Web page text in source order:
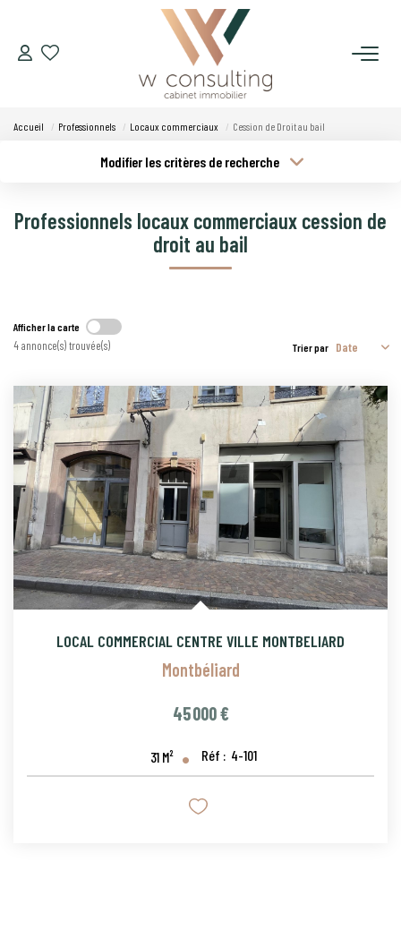
ACQUÉRIR
GÉRER
CONTACT
PROGRAMMES NEUFS
Accueil Professionnels Locaux commerciaux Cession de Droit au bail
Modifier les critères de recherche
Type de bien
Budget min
Créer une alerte
Professionnels locaux commerciaux cession de
droit au bail
Afficher la carte
4 annonce(s) trouvée(s) Trier par
LOCAL COMMERCIAL CENTRE VILLE MONTBELIARD
Montbéliard
45 000 €
31 M² Réf : 4-101